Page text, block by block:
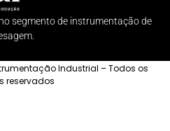
segmento de instrumentação de
Industrial – Todos os
reservados